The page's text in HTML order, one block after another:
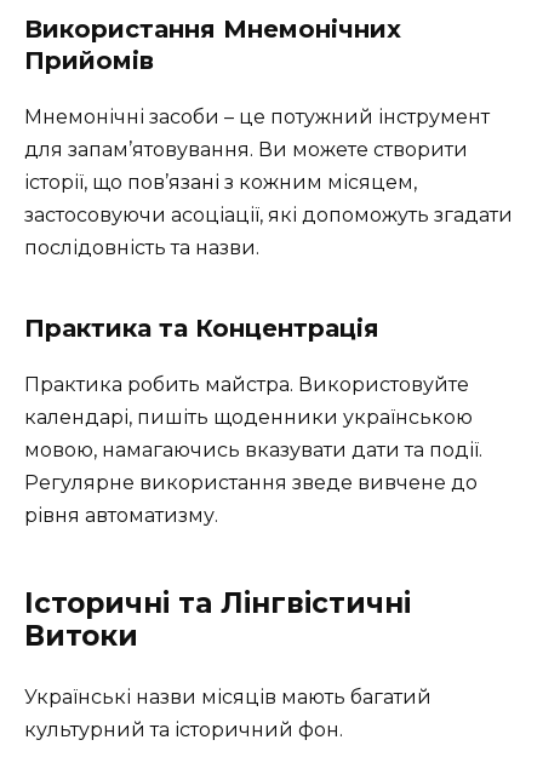
Використання Мнемонічних
Прийомів
Мнемонічні засоби – це потужний інструмент
для запам’ятовування. Ви можете створити
історії, що пов’язані з кожним місяцем,
застосовуючи асоціації, які допоможуть згадати
послідовність та назви.
Практика та Концентрація
Практика робить майстра. Використовуйте
календарі, пишіть щоденники українською
мовою, намагаючись вказувати дати та події.
Регулярне використання зведе вивчене до
рівня автоматизму.
Історичні та Лінгвістичні
Витоки
Українські назви місяців мають багатий
культурний та історичний фон.